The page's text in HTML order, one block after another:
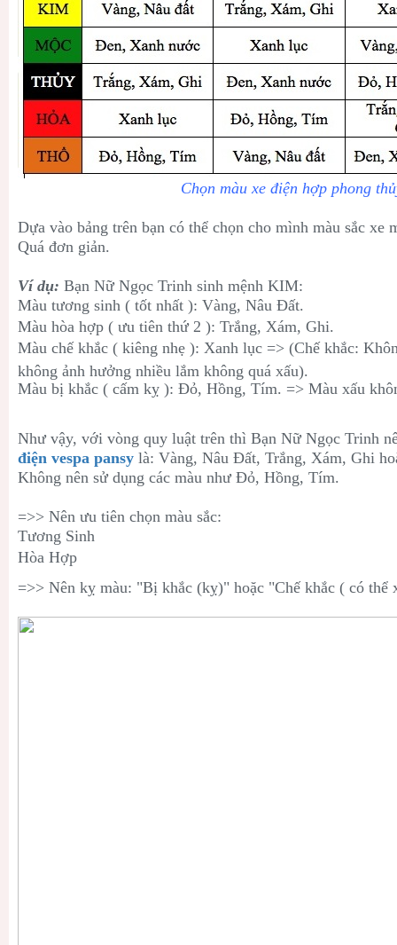
Chọn màu xe điện hợp phong
Dựa vào bảng trên bạn có thể chọn cho mình màu sắc xe
Quá đơn giản.
Ví dụ: Bạn Nữ Ngọc Trinh sinh mệnh KIM:
Màu tương sinh ( tốt nhất ): Vàng, Nâu Đất.
Màu hòa hợp ( ưu tiên thứ 2 ): Trắng, Xám, Ghi.
Màu chế khắc ( kiêng nhẹ ): Xanh lục => (Chế khắc:
không ảnh hưởng nhiều lắm không quá xấu).
Màu bị khắc ( cấm kỵ ): Đỏ, Hồng, Tím. => Màu xấu
Như vậy, với vòng quy luật trên thì Bạn Nữ Ngọc Trinh
điện vespa pansy là: Vàng, Nâu Đất, Trắng, Xám, Ghi
Không nên sử dụng các màu như Đỏ, Hồng, Tím.
=>> Nên ưu tiên chọn màu sắc:
Tương Sinh
Hòa Hợp
=>> Nên kỵ màu: "Bị khắc (kỵ)" hoặc "Chế khắc ( có thể